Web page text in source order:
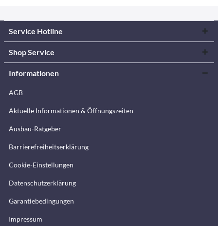
Service Hotline
Shop Service
Informationen
AGB
Aktuelle Informationen & Öffnungszeiten
Ausbau-Ratgeber
Barrierefreiheitserklärung
Cookie-Einstellungen
Datenschutzerklärung
Garantiebedingungen
Impressum